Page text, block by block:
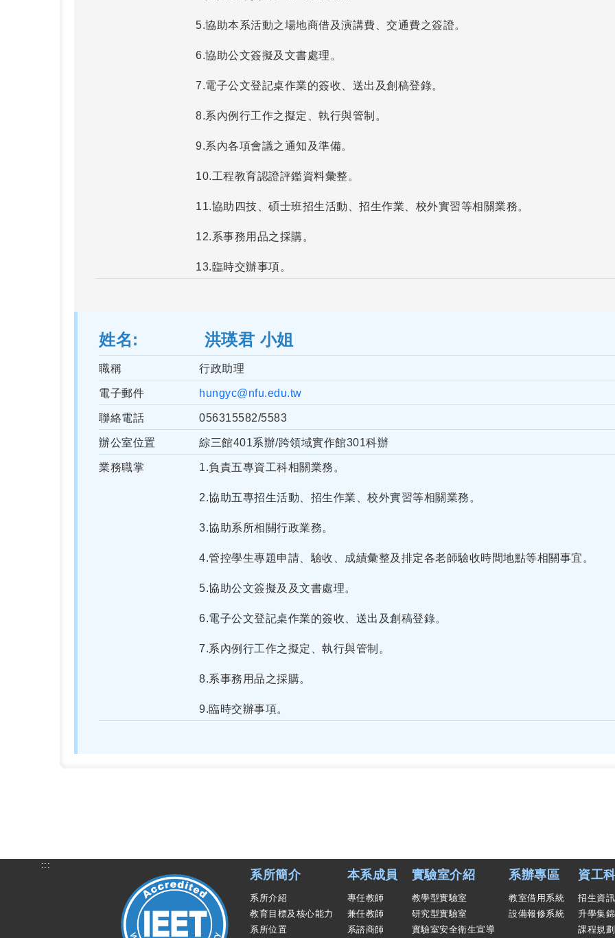
5.協助本系活動之場地商借及演講費、交通費之簽證。
6.協助公文簽擬及文書處理。
7.電子公文登記桌作業的簽收、送出及創稿登錄。
8.系內例行工作之擬定、執行與管制。
9.系內各項會議之通知及準備。
10.工程教育認證評鑑資料彙整。
11.協助四技、碩士班招生活動、招生作業、校外實習等相關業務。
12.系事務用品之採購。
13.臨時交辦事項。
姓名 洪瑛君 小姐
職稱 行政助理
電子郵件 hungyc@nfu.edu.tw
聯絡電話 056315582/5583
辦公室位置 綜三館401系辦/跨領域實作館301科辦
業務職掌 1.負責五專資工科相關業務。
2.協助五專招生活動、招生作業、校外實習等相關業務。
3.協助系所相關行政業務。
4.管控學生專題申請、驗收、成績彙整及排定各老師驗收時間地點等相關事宜。
5.協助公文簽擬及及文書處理。
6.電子公文登記桌作業的簽收、送出及創稿登錄。
7.系內例行工作之擬定、執行與管制。
8.系事務用品之採購。
9.臨時交辦事項。
:::
系所簡介
系所介紹
教育目標及核心能力
系所位置
本系成員
專任教師
兼任教師
系諮商師
實驗室介紹
教學型實驗室
研究型實驗室
實驗室安全衛生宣導
系辦專區
教室借用系統
設備報修系統
資工
招生資訊
升學集錦
課程規劃